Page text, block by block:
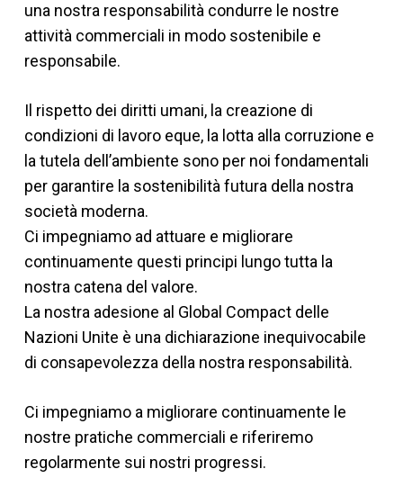
una nostra responsabilità condurre le nostre
attività commerciali in modo sostenibile e
responsabile.
Il rispetto dei diritti umani, la creazione di
condizioni di lavoro eque, la lotta alla corruzione e
la tutela dell’ambiente sono per noi fondamentali
per garantire la sostenibilità futura della nostra
società moderna.
Ci impegniamo ad attuare e migliorare
continuamente questi principi lungo tutta la
nostra catena del valore.
La nostra adesione al Global Compact delle
Nazioni Unite è una dichiarazione inequivocabile
di consapevolezza della nostra responsabilità.
Ci impegniamo a migliorare continuamente le
nostre pratiche commerciali e riferiremo
regolarmente sui nostri progressi.